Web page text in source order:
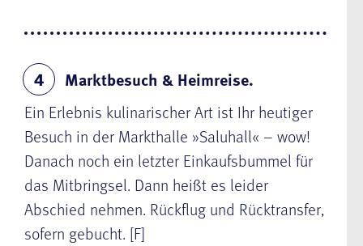
4
Marktbesuch & Heimreise.
Ein Erlebnis kulinarischer Art ist Ihr heutiger
Besuch in der Markthalle »Saluhall« – wow!
Danach noch ein letzter Einkaufsbummel für
das Mitbringsel. Dann heißt es leider
Abschied nehmen. Rückflug und Rücktransfer,
sofern gebucht. [F]